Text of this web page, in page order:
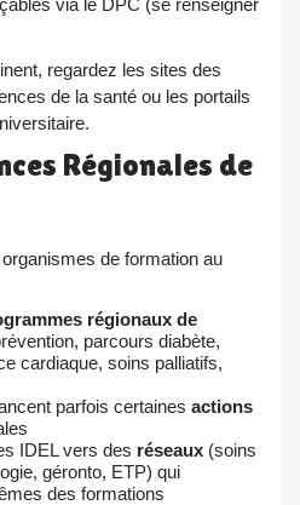
de la santé ou les portails
régionaux de
parcours diabète,
cardiaque, soins palliatifs,
parfois certaines actions
IDEL vers des réseaux (soins
géronto, ETP) qui
des formations